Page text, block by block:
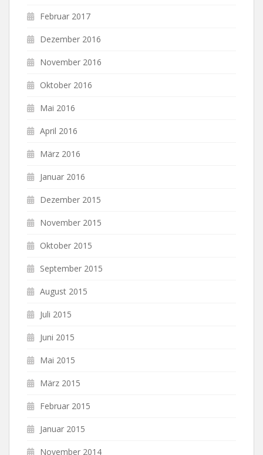
Februar 2017
Dezember 2016
November 2016
Oktober 2016
Mai 2016
April 2016
März 2016
Januar 2016
Dezember 2015
November 2015
Oktober 2015
September 2015
August 2015
Juli 2015
Juni 2015
Mai 2015
März 2015
Februar 2015
Januar 2015
November 2014